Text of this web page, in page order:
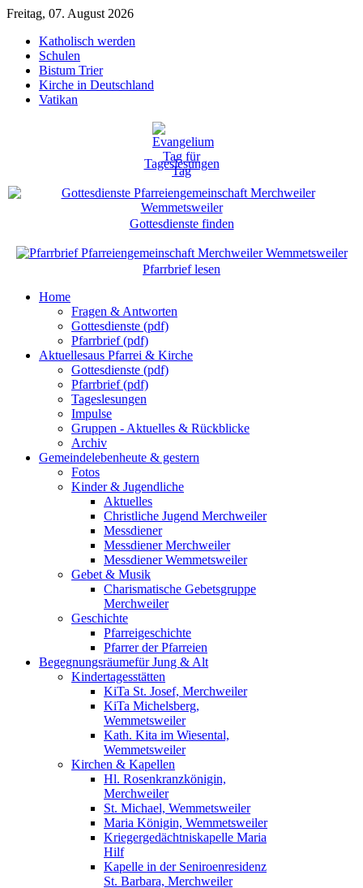
Freitag, 07. August 2026
Katholisch werden
Schulen
Bistum Trier
Kirche in Deutschland
Vatikan
Tageslesungen
Gottesdienste finden
Pfarrbrief lesen
Home
Fragen & Antworten
Gottesdienste (pdf)
Pfarrbrief (pdf)
Aktuellesaus Pfarrei & Kirche
Gottesdienste (pdf)
Pfarrbrief (pdf)
Tageslesungen
Impulse
Gruppen - Aktuelles & Rückblicke
Archiv
Gemeindelebenheute & gestern
Fotos
Kinder & Jugendliche
Aktuelles
Christliche Jugend Merchweiler
Messdiener
Messdiener Merchweiler
Messdiener Wemmetsweiler
Gebet & Musik
Charismatische Gebetsgruppe
Merchweiler
Geschichte
Pfarreigeschichte
Pfarrer der Pfarreien
Begegnungsräumefür Jung & Alt
Kindertagesstätten
KiTa St. Josef, Merchweiler
KiTa Michelsberg,
Wemmetsweiler
Kath. Kita im Wiesental,
Wemmetsweiler
Kirchen & Kapellen
Hl. Rosenkranzkönigin,
Merchweiler
St. Michael, Wemmetsweiler
Maria Königin, Wemmetsweiler
Kriegergedächtniskapelle Maria
Hilf
Kapelle in der Seniroenresidenz
St. Barbara, Merchweiler